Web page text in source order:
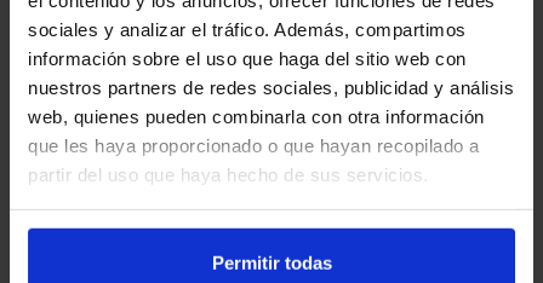
sociales y analizar el tráfico. Además, compartimos
información sobre el uso que haga del sitio web con
nuestros partners de redes sociales, publicidad y análisis
web, quienes pueden combinarla con otra información
que les haya proporcionado o que hayan recopilado a
partir del uso que haya hecho de sus servicios.
Permitir todas
Samsung Galaxy A16
128 GB